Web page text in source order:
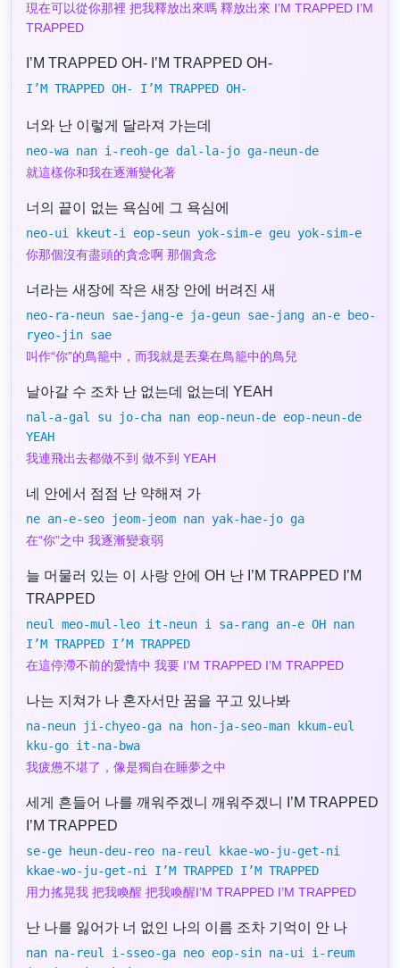
現在可以從你那裡 把我釋放出來嗎 釋放出來 I’M TRAPPED I’M
TRAPPED
I’M TRAPPED OH- I’M TRAPPED OH-
I’M TRAPPED OH- I’M TRAPPED OH-
너와 난 이렇게 달라져 가는데
neo-wa nan i-reoh-ge dal-la-jo ga-neun-de
就這樣你和我在逐漸變化著
너의 끝이 없는 욕심에 그 욕심에
neo-ui kkeut-i eop-seun yok-sim-e geu yok-sim-e
你那個沒有盡頭的貪念啊 那個貪念
너라는 새장에 작은 새장 안에 버려진 새
neo-ra-neun sae-jang-e ja-geun sae-jang an-e beo-
ryeo-jin sae
叫作“你”的鳥籠中，而我就是丟棄在鳥籠中的鳥兒
날아갈 수 조차 난 없는데 없는데 YEAH
nal-a-gal su jo-cha nan eop-neun-de eop-neun-de
YEAH
我連飛出去都做不到 做不到 YEAH
네 안에서 점점 난 약해져 가
ne an-e-seo jeom-jeom nan yak-hae-jo ga
在“你”之中 我逐漸變衰弱
늘 머물러 있는 이 사랑 안에 OH 난 I’M TRAPPED I’M
TRAPPED
neul meo-mul-leo it-neun i sa-rang an-e OH nan
I’M TRAPPED I’M TRAPPED
在這停滯不前的愛情中 我要 I’M TRAPPED I’M TRAPPED
나는 지쳐가 나 혼자서만 꿈을 꾸고 있나봐
na-neun ji-chyeo-ga na hon-ja-seo-man kkum-eul
kku-go it-na-bwa
我疲憊不堪了，像是獨自在睡夢之中
세게 흔들어 나를 깨워주겠니 깨워주겠니 I’M TRAPPED
I’M TRAPPED
se-ge heun-deu-reo na-reul kkae-wo-ju-get-ni
kkae-wo-ju-get-ni I’M TRAPPED I’M TRAPPED
用力搖晃我 把我喚醒 把我喚醒I’M TRAPPED I’M TRAPPED
난 나를 잃어가 너 없인 나의 이름 조차 기억이 안 나
nan na-reul i-sseo-ga neo eop-sin na-ui i-reum